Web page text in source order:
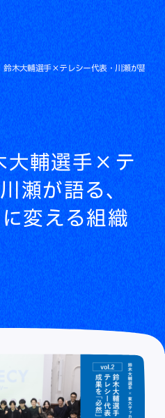
鈴木大輔選手×テレシー代表・川瀬が語る
大輔選手×テ
瀬が語る、
変える組織